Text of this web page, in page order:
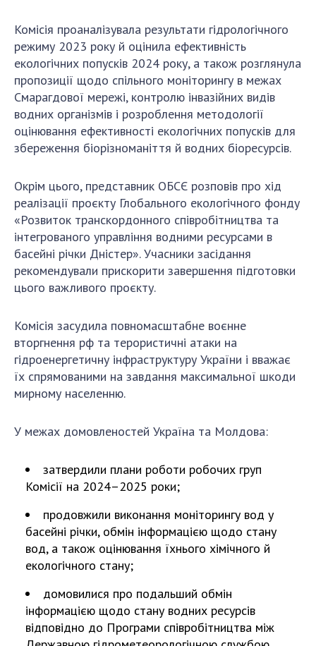
ЗАСІДАННЯ ПРЕЗИДІЇ НАН УКРАЇНИ
НАУКОВІ ВИДАННЯ
МЕДІА ПРО НАС
АКАДЕМІЯ КОМЕНТУЄ
ПРОФСПІЛКА НАН УКРАЇНИ
КАБІНЕТ
Комісія проаналізувала результати гідрологічного
режиму 2023 року й оцінила ефективність
екологічних попусків 2024 року, а також розглянула
пропозиції щодо спільного моніторингу в межах
Смарагдової мережі, контролю інвазійних видів
водних організмів і розроблення методології
оцінювання ефективності екологічних попусків для
збереження біорізноманіття й водних біоресурсів.
Окрім цього, представник ОБСЄ розповів про хід
реалізації проєкту Глобального екологічного фонду
«Розвиток транскордонного співробітництва та
інтегрованого управління водними ресурсами в
басейні річки Дністер». Учасники засідання
рекомендували прискорити завершення підготовки
цього важливого проєкту.
Комісія засудила повномасштабне воєнне
вторгнення рф та терористичні атаки на
гідроенергетичну інфраструктуру України і вважає
їх спрямованими на завдання максимальної шкоди
мирному населенню.
У межах домовленостей Україна та Молдова:
затвердили плани роботи робочих груп
Комісії на 2024–2025 роки;
продовжили виконання моніторингу вод у
басейні річки, обмін інформацією щодо стану
вод, а також оцінювання їхнього хімічного й
екологічного стану;
домовилися про подальший обмін
інформацією щодо стану водних ресурсів
відповідно до Програми співробітництва між